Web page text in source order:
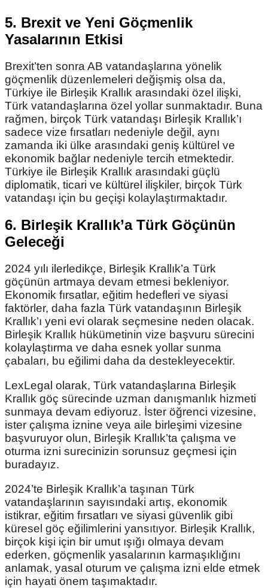
5. Brexit ve Yeni Göçmenlik
Yasalarının Etkisi
Brexit’ten sonra AB vatandaşlarına yönelik
göçmenlik düzenlemeleri değişmiş olsa da,
Türkiye ile Birleşik Krallık arasındaki özel ilişki,
Türk vatandaşlarına özel yollar sunmaktadır. Buna
rağmen, birçok Türk vatandaşı Birleşik Krallık’ı
sadece vize fırsatları nedeniyle değil, aynı
zamanda iki ülke arasındaki geniş kültürel ve
ekonomik bağlar nedeniyle tercih etmektedir.
Türkiye ile Birleşik Krallık arasındaki güçlü
diplomatik, ticari ve kültürel ilişkiler, birçok Türk
vatandaşı için bu geçişi kolaylaştırmaktadır.
6. Birleşik Krallık’a Türk Göçünün
Geleceği
2024 yılı ilerledikçe, Birleşik Krallık’a Türk
göçünün artmaya devam etmesi bekleniyor.
Ekonomik fırsatlar, eğitim hedefleri ve siyasi
faktörler, daha fazla Türk vatandaşının Birleşik
Krallık’ı yeni evi olarak seçmesine neden olacak.
Birleşik Krallık hükümetinin vize başvuru sürecini
kolaylaştırma ve daha esnek yollar sunma
çabaları, bu eğilimi daha da destekleyecektir.
LexLegal olarak, Türk vatandaşlarına Birleşik
Krallık göç sürecinde uzman danışmanlık hizmeti
sunmaya devam ediyoruz. İster öğrenci vizesine,
ister çalışma iznine veya aile birleşimi vizesine
başvuruyor olun, Birleşik Krallık’ta çalışma ve
oturma izni surecinizin sorunsuz geçmesi için
buradayız.
2024’te Birleşik Krallık’a taşınan Türk
vatandaşlarının sayısındaki artış, ekonomik
istikrar, eğitim fırsatları ve siyasi güvenlik gibi
küresel göç eğilimlerini yansıtıyor. Birleşik Krallık,
birçok kişi için bir umut ışığı olmaya devam
ederken, göçmenlik yasalarının karmaşıklığını
anlamak, yasal oturum ve çalışma izni elde etmek
için hayati önem taşımaktadır.